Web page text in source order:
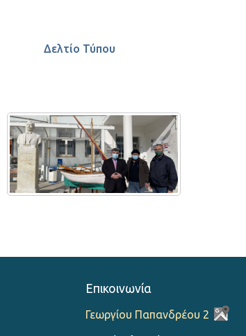
Δελτίο Τύπου
Επικοινωνία
Γεωργίου Παπανδρέου 2